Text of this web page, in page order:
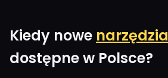
Kiedy nowe narzędzia
dostępne w Polsce?